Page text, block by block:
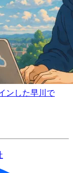
ンした早川で